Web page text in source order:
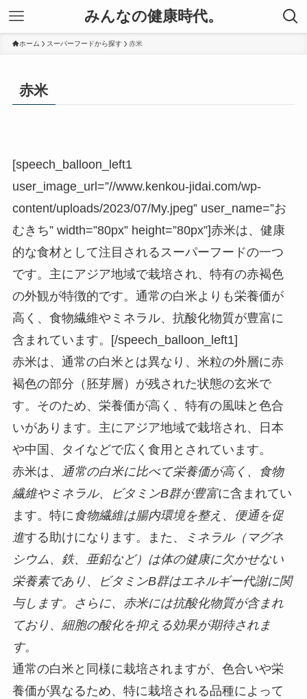
みんなの健康時代。
ホーム スーパーフードから探す 赤米
赤米
[speech_balloon_left1
user_image_url=”//www.kenkou-jidai.com/wp-
content/uploads/2023/07/My.jpeg” user_name=”お
むきち” width=”80px” height=”80px”]赤米は、健康
的な食材として注目されるスーパーフードの一つ
です。主にアジア地域で栽培され、特有の赤褐色
の外観が特徴的です。通常の白米よりも栄養価が
高く、食物繊維やミネラル、抗酸化物質が豊富に
含まれています。[/speech_balloon_left1]
赤米は、通常の白米とは異なり、米粒の外層に赤
褐色の部分（胚芽層）が残された状態の玄米で
す。そのため、栄養価が高く、特有の風味と色合
いがあります。主にアジア地域で栽培され、日本
や中国、タイなどで広く食用とされています。
赤米は、 通常の白米に比べて栄養価が高く、食物
繊維やミネラル、ビタミンB群が豊富に含まれてい
ます。特に食物繊維は腸内環境を整え、便通を促
進する助けになります。また、
ミネラル（マグネ
シウム、鉄、亜鉛など）は体の健康に欠かせない
栄養素であり、ビタミンB群はエネルギー代謝に関
与します。さらに、赤米には抗酸化物質が含まれ
ており、細胞の酸化を抑える効果が期待されま
す。
通常の白米と同様に栽培されますが、色合いや栄
養価が異なるため、特に栽培される品種によって